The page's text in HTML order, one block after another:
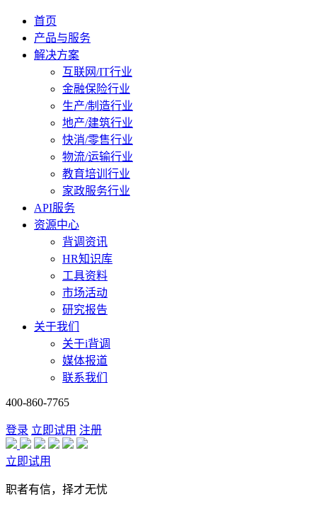
首页
产品与服务
解决方案
互联网/IT行业
金融保险行业
生产/制造行业
地产/建筑行业
快消/零售行业
物流/运输行业
教育培训行业
家政服务行业
API服务
资源中心
背调资讯
HR知识库
工具资料
市场活动
研究报告
关于我们
关于i背调
媒体报道
联系我们
400-860-7765
登录 立即试用 注册
立即试用
职者有信，择才无忧